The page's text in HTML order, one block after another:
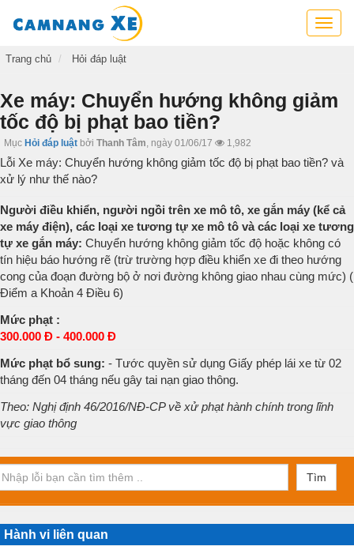
Cẩm
thông
kỹ
xe
Trang chủ Hỏi đáp luật
Xe máy: Chuyển hướng không giảm
tốc độ bị phạt bao tiền?
Mục Hỏi đáp luật bởi Thanh Tâm, ngày 01/06/17 1,982
Lỗi Xe máy: Chuyển hướng không giảm tốc độ bị phạt bao tiền? và
xử lý như thế nào?
Người điều khiển, người ngồi trên xe mô tô, xe gắn máy (kể cả
xe máy điện), các loại xe tương tự xe mô tô và các loại xe tương
tự xe gắn máy: Chuyển hướng không giảm tốc độ hoặc không có
tín hiệu báo hướng rẽ (trừ trường hợp điều khiển xe đi theo hướng
cong của đoạn đường bộ ở nơi đường không giao nhau cùng mức) (
Điểm a Khoản 4 Điều 6)
Mức phạt :
300.000 Đ - 400.000 Đ
Mức phạt bổ sung: - Tước quyền sử dụng Giấy phép lái xe từ 02
tháng đến 04 tháng nếu gây tai nạn giao thông.
Theo: Nghị định 46/2016/NĐ-CP về xử phạt hành chính trong lĩnh
vực giao thông
Tìm
Hành vi liên quan